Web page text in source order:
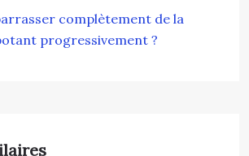
complètement de la
progressivement ?